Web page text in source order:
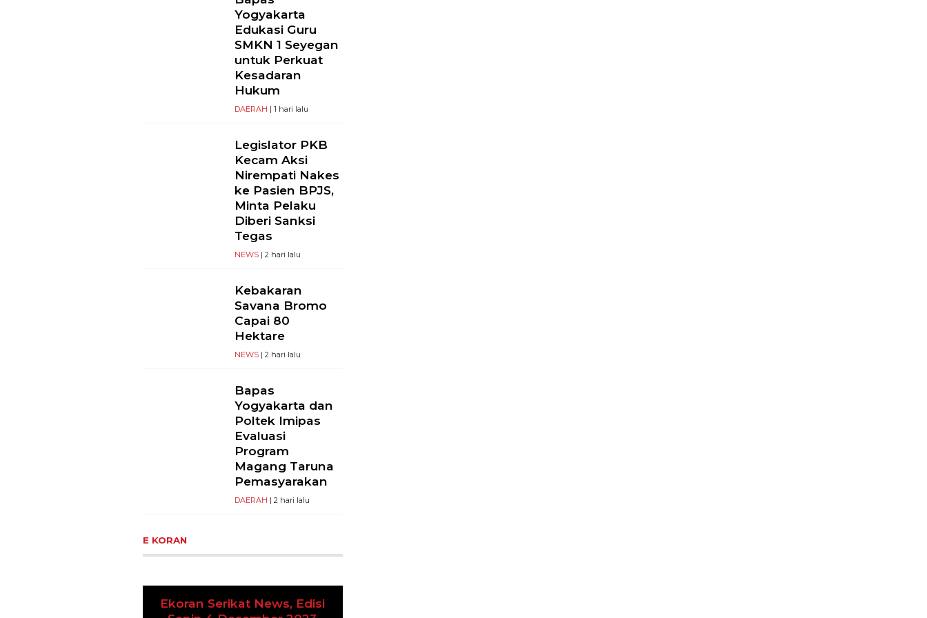
Yogyakarta
Edukasi Guru
SMKN 1 Seyegan
untuk Perkuat
Kesadaran
Hukum
DAERAH | 1 hari lalu
Legislator PKB
Kecam Aksi
Nirempati Nakes
ke Pasien BPJS,
Minta Pelaku
Diberi Sanksi
Tegas
NEWS | 2 hari lalu
Kebakaran
Savana Bromo
Capai 80
Hektare
NEWS | 2 hari lalu
Bapas
Yogyakarta dan
Poltek Imipas
Evaluasi
Program
Magang Taruna
Pemasyarakan
DAERAH | 2 hari lalu
E KORAN
Ekoran Serikat News, Edisi
Previous